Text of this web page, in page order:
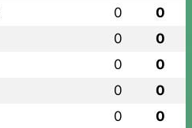
0 0
0 0
0 0
0 0
0 0